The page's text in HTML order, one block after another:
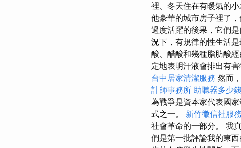
裡、冬天住在有暖氣的
他豪華的城市房子裡了
過度活躍的後果，它們
況下，有規律的性生活是
酸、醋酸和幾種脂肪酸
定地表明汗液會排出有
台中居家清潔服務 然而
計師事務所 助聽器多少
為戰爭是資本家代表國家
式之一。 新竹徵信社服務
社會革命的一部分。 我
們是第一批評論我的東